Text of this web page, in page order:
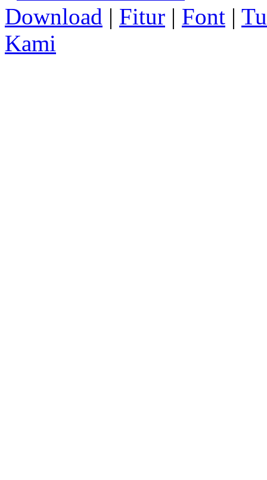
Download | Fitur | Font |
Kami